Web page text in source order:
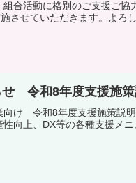
組合活動に格別のご支援ご協
させていただきます。よろ
せ 令和8年度支援施策
向け 令和8年度支援施策説
性向上、DX等の各種支援メニ